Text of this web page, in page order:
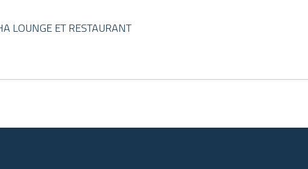
LOUNGE ET RESTAURANT